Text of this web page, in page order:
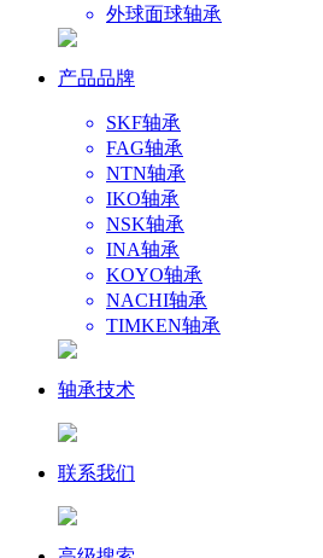
外球面球轴承
产品品牌
SKF轴承
FAG轴承
NTN轴承
IKO轴承
NSK轴承
INA轴承
KOYO轴承
NACHI轴承
TIMKEN轴承
轴承技术
联系我们